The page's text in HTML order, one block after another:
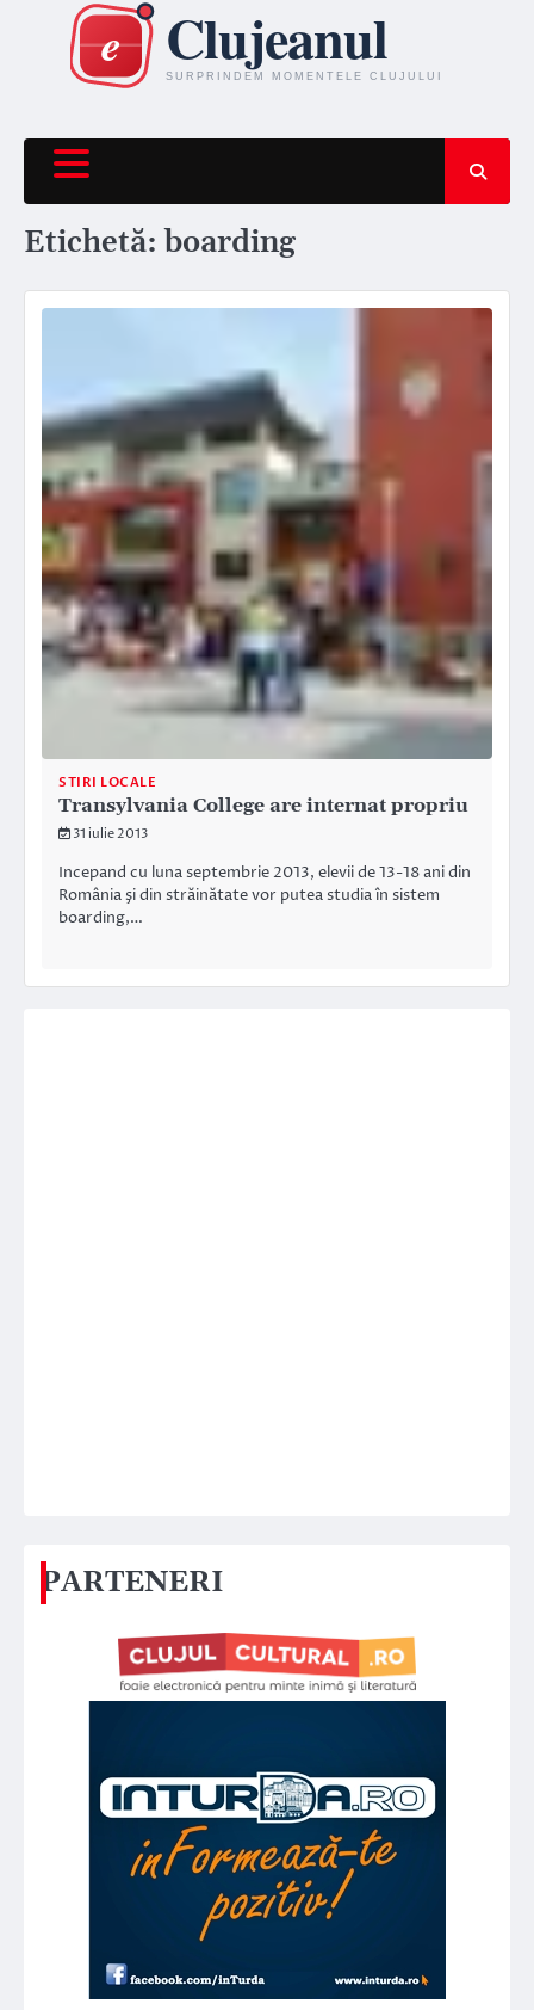
content
Etichetă:boarding
STIRI LOCALE
Transylvania College are internat propriu
31 iulie 2013
Incepand cu luna septembrie 2013, elevii de 13-18 ani din
România şi din străinătate vor putea studia în sistem
boarding,…
PARTENERI